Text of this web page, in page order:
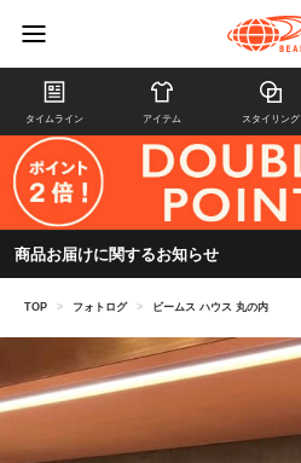
タイムライン アイテム スタイリング
商品お届けに関するお知らせ
TOP > フォトログ > ビームス ハウス 丸の内